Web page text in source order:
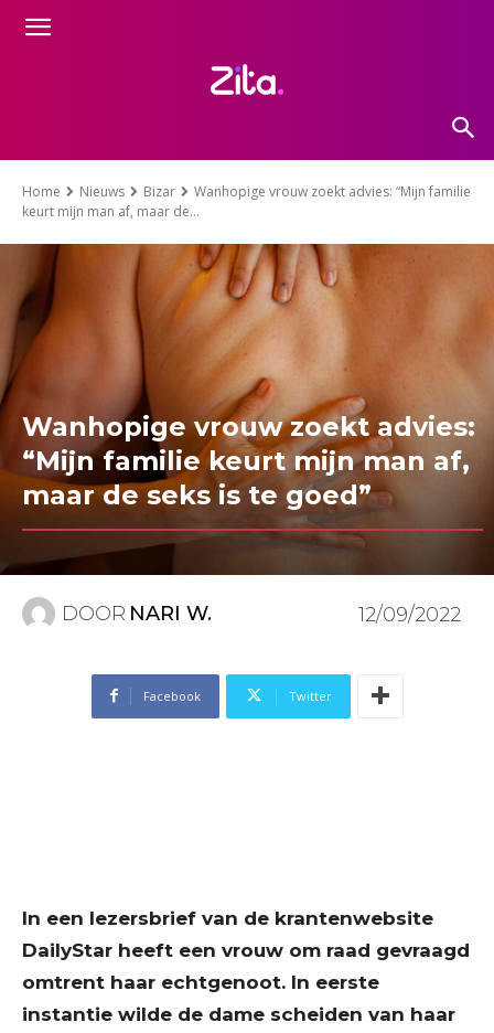
Home Nieuws Bizar
Wanhopige vrouw zoekt advies: “Mijn familie
keurt mijn man af, maar de...
Wanhopige vrouw zoekt advies:
“Mijn familie keurt mijn man af,
maar de seks is te goed”
DOOR NARI W. 12/09/2022
Facebook Twitter
In een lezersbrief van de krantenwebsite
DailyStar heeft een vrouw om raad gevraagd
omtrent haar echtgenoot. In eerste
instantie wilde de dame scheiden van haar